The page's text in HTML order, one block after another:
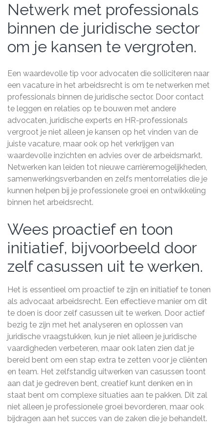
Netwerk met professionals
binnen de juridische sector
om je kansen te vergroten.
Een waardevolle tip voor advocaten die solliciteren naar
een vacature in het arbeidsrecht is om te netwerken met
professionals binnen de juridische sector. Door contact
te leggen en relaties op te bouwen met andere
advocaten, juridische experts en HR-professionals
vergroot je niet alleen je kansen op het vinden van de
juiste vacature, maar ook op het verkrijgen van
waardevolle inzichten en advies over de arbeidsmarkt.
Netwerken kan leiden tot nieuwe carrièremogelijkheden,
samenwerkingsverbanden en zelfs mentorrelaties die je
kunnen helpen bij je professionele groei en ontwikkeling
binnen het arbeidsrecht.
Wees proactief en toon
initiatief, bijvoorbeeld door
zelf casussen uit te werken.
Het is essentieel om proactief te zijn en initiatief te tonen
als advocaat arbeidsrecht. Een effectieve manier om dit
te doen is door zelf casussen uit te werken. Door actief
bezig te zijn met het analyseren en oplossen van
juridische vraagstukken, kun je niet alleen je juridische
vaardigheden verbeteren, maar ook laten zien dat je
bereid bent om een stap extra te zetten voor je cliënten
en team. Het zelfstandig uitwerken van casussen toont
aan dat je gedreven bent, creatief kunt denken en in
staat bent om complexe situaties aan te pakken. Dit zal
niet alleen je professionele groei bevorderen, maar ook
bijdragen aan het succes van de zaken die je behandelt.